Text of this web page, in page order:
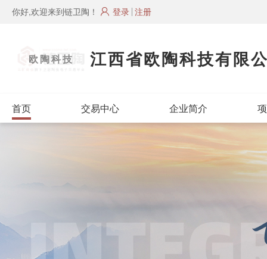
你好,欢迎来到链卫陶！ 登录 注册
欧陶科技 江西省欧陶科技有限
首页 交易中心 企业简介